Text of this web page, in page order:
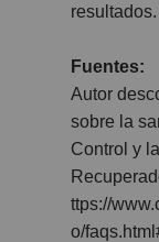
resultados.
Fuentes:
Autor
sobre la
Control y
ttps://
o/